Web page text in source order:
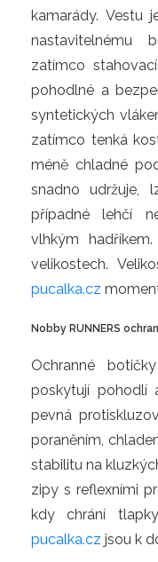
kamarády. Vestu
nastavitelnému
zatímco
pohodlné a
syntetických
zatímco tenká
méně chladné
snadno udržuje,
případné lehčí
vlhkým
velikostech.
pucalka.cz
Nobby RUNNERS
Ochranné
poskytují pohodlí
pevná
poraněním,
stabilitu na
zipy s reflexními
kdy chrání
pucalka.cz jsou k